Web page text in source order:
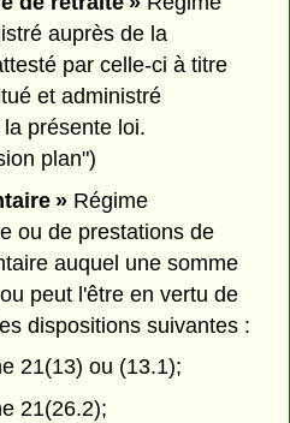
auprès de la
par celle-ci à titre
et administré
présente loi.
plan")
»Régime
ou de prestations de
auquel une somme
peut l'être en vertu de
dispositions suivantes :
21(13) ou (13.1);
21(26.2);